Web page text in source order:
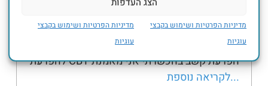
מדיניות הפרטיות ושימוש בקבצי
עוגיות
מדיניות הפרטיות ושימוש בקבצי
עוגיות
עברית
נעים מאוד, שמי נטע ואני מלווה אנשים עם
הפרעת קשב בהכשרתי אני מאמנת CBT להפרעת
...לקריאה נוספת